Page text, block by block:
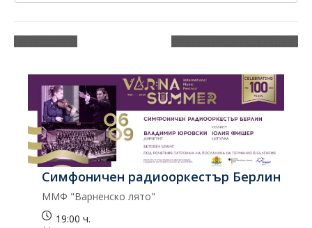
Симфоничен радиооркестър Берлин
ММФ "Варненско лято"
19:00 ч.